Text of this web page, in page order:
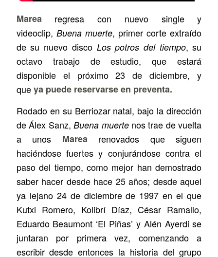
Marearegresa con nuevo single y
videoclip, Buena muerte, primer corte extraído
de su nuevo disco Los potros del tiempo, su
octavo trabajo de estudio, que estará
disponible el próximo 23 de diciembre, y
queya puede reservarse en preventa.
Rodado en su Berriozar natal, bajo la dirección
de Álex Sanz,Buena muertenos trae de vuelta
a unos Marearenovados que siguen
haciéndose fuertes y conjurándose contra el
paso del tiempo, como mejor han demostrado
saber hacer desde hace 25 años; desde aquel
ya lejano 24 de diciembre de 1997 en el que
Kutxi Romero, Kolibrí Díaz, César Ramallo,
Eduardo Beaumont ‘El Piñas’ y Alén Ayerdi se
juntaran por primera vez, comenzando a
escribir desde entonces la historia del grupo